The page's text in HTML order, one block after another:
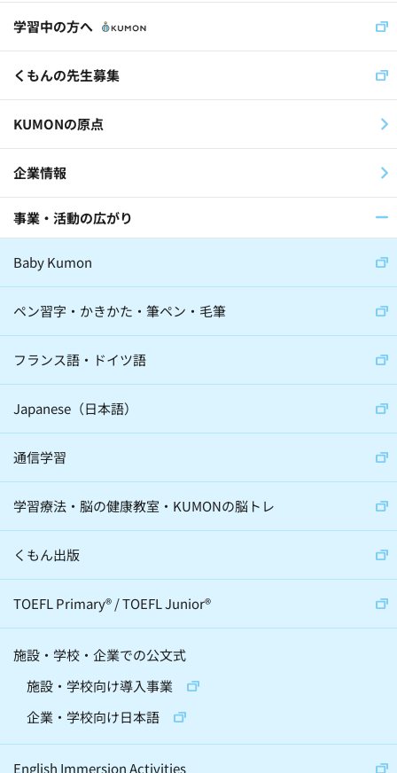
くもんの先生(30)
公文国際学園(29)
医師(32) 棋士(15)
俳優(8)
アナウンサー(6)
大学教授(18)
小説家(6)
日本教育史学者(2)
サイエンスコミュニケーター(5)
音楽(22)
経営学(19)
脳科学(24)
天文学(4)
建築(2)
精神・神経科学(2)
昆虫(2)
将棋(10)
バレエ(4)
ロボット(3) 手話(4)
学習中の方へ
くもんの先生募集
KUMONの原点
企業情報
事業・活動の広がり
Baby Kumon
ペン習字・かきかた・筆ペン・毛筆
フランス語・ドイツ語
Japanese（日本語）
通信学習
学習療法・脳の健康教室・KUMONの脳トレ
くもん出版
TOEFL Primary®/TOEFL Junior®
施設・学校・企業での公文式
施設・学校向け導入事業
企業・学校向け日本語
English Immersion Activities